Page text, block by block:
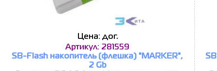
Цена: дог.
Артикул: 281559
SB-Flash накопитель (флешка) "MARKER",
2 Gb